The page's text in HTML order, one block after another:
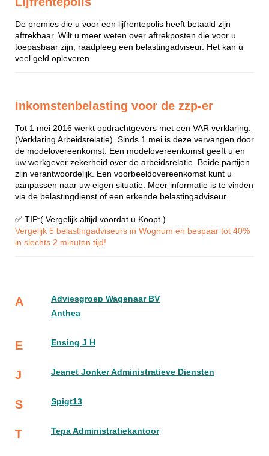
De premies die u voor een lijfrentepolis heeft betaald zijn
aftrekbaar. Wilt u meer weten over aftrekposten die voor u
toepasbaar zijn, raadpleeg een belastingadviseur. Het kan u
veel geld opleveren.
Inkomstenbelasting voor de zzp-er
Tot 1 mei 2016 werkt opdrachtgevers met een VAR verklaring.
(Verklaring Arbeidsrelatie). Sinds 1 mei is deze vervangen door
de modelovereenkomst. Een modelovereenkomst geeft u en
uw werkgever zekerheid over de arbeidsrelatie. Beide partijen
zijn verantwoordelijk. Een voorbeeldovereenkomst kunt u
aanpassen naar uw eigen situatie. Meer informatie is te vinden
via de belastingdienst of een erkende belastingadviseur.
✅ TIP:( Vergelijk altijd voordat u Koopt )
Vergelijk 5 belastingadviseurs in Wognum en bespaar tot 40%
in slechts 2 minuten tijd!
A
Adviesgroep Wagenaar BV
Anthea
E Ensing J H
J Jeanet Jonker Administratieve Diensten
S Spigt13
T Tepa Administratiekantoor